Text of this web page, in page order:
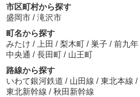
市区町村から探す
盛岡市 / 滝沢市
町名から探す
みたけ / 上田 / 梨木町 / 巣子 / 前九年
中央通 / 長田町 / 山王町
路線から探す
いわて銀河鉄道 / 山田線 / 東北本線 /
東北新幹線 / 秋田新幹線